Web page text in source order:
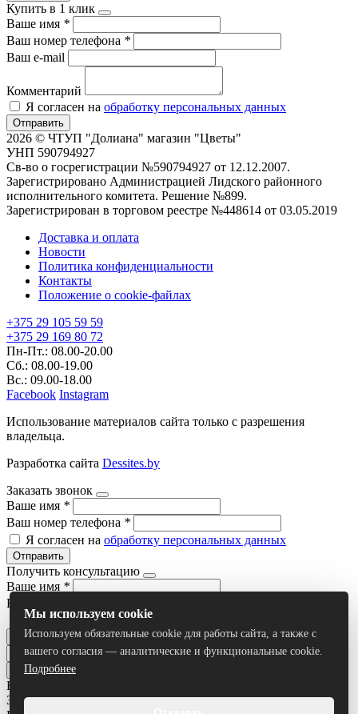
Купить в 1 клик
Ваше имя *
Ваш номер телефона *
Ваш e-mail
Комментарий
Я согласен на обработку персональных данных
Отправить
2026 © ЧТУП "Долиана" магазин "Цветы"
УНП 590794927
Св-во о госрегистрации №590794927 от 12.12.2007.
Зарегистрировано Администрацией Лидского районного
исполнительного комитета. Решение №899.
Зарегистрирован в торговом реестре №448614 от 03.05.2019
Доставка и оплата
Новости
Политика конфиденциальности
Контакты
Положение о cookie-файлах
+375 29 105 59 59
+375 29 169 80 72
Пн-Пт.: 08.00-20.00
Сб.: 08.00-19.00
Вс.: 09.00-18.00
Facebook Instagram
Использование материалов сайта только с разрешения
владельца.
Разработка сайта Dessites.by
Заказать звонок
Ваше имя *
Ваш номер телефона *
Я согласен на обработку персональных данных
Отправить
Получить консультацию
Ваше имя *
Ваш номер телефона
Я согласен наобработку персональных данных
Отправить
Все результаты
Задать вопрос
Мы используем cookie
Используем обязательные cookie для работы сайта, а также с
вашего согласия — аналитические и функциональные cookie.
Подробнее